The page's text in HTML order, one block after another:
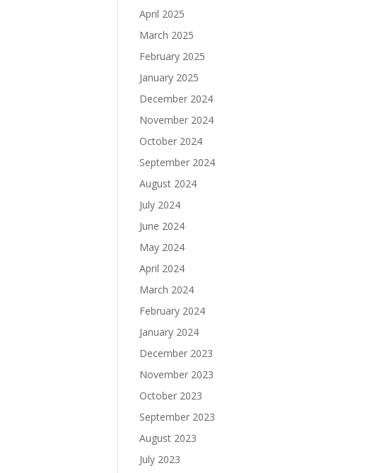
April 2025
March 2025
February 2025
January 2025
December 2024
November 2024
October 2024
September 2024
August 2024
July 2024
June 2024
May 2024
April 2024
March 2024
February 2024
January 2024
December 2023
November 2023
October 2023
September 2023
August 2023
July 2023